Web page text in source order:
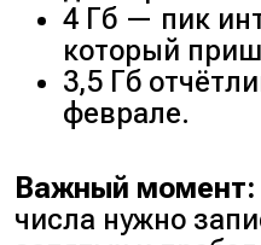
4 Гб — пик
который
3,5 Гб
феврале.
Важный момент:
числа нужно